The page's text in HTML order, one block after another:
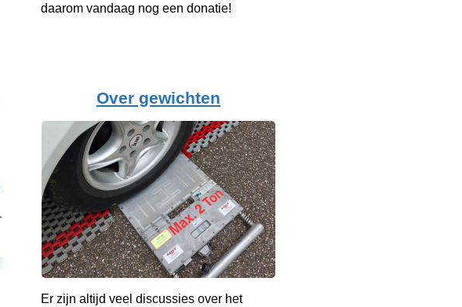
daarom vandaag nog een donatie!
Over gewichten
Er zijn altijd veel discussies over het